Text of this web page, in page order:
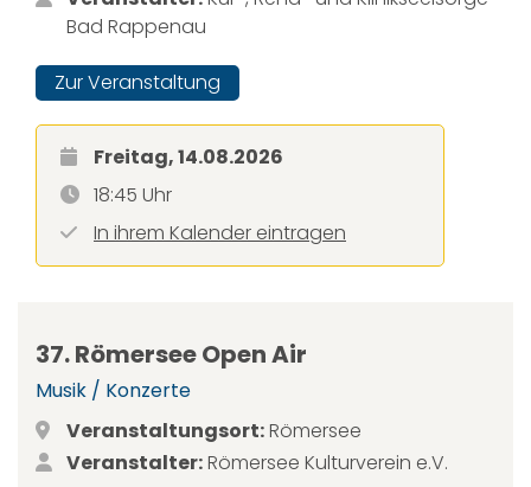
Bad Rappenau
Zur Veranstaltung
Freitag, 14.08.2026
18:45 Uhr
In ihrem Kalender eintragen
37. Römersee Open Air
Musik / Konzerte
Veranstaltungsort:Römersee
Veranstalter:Römersee Kulturverein e.V.